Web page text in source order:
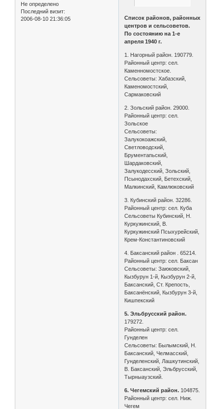
Не определено
Последний визит:
2006-08-10 21:36:05
Список районов, районных
центров и сельсоветов.
По состоянию на 1-е
апреля 1940 г.
1. Нагорный район. 190779.
Районный центр: сел.
Каменномостское.
Сельсоветы: Хабазский,
Каменомостский,
Сармаковский
2. Зольский район. 29000.
Районный центр: сел.
Зольское
Сельсоветы:
Залукокоажский,
Светловодский,
Брументапьский,
Шардаковский,
Залукодесский, Зольский,
Псынодахский, Бетехский,
Малкинский, Камлюковский
3. Кубинский район. 32286.
Районный центр: сел. Куба
Сельсоветы Кубинский, Н.
Куркужинский, В.
Куркужинский Псыхурейский,
Крем-Константиновский
4. Баксанский район . 65214.
Районный центр: сел. Баксан
Сельсоветы: Заюковский,
Кызбурун 1-й, Кызбурун 2-й,
Баксанский, Ст. Крепость,
Баксанёнский, Кызбурун 3-й,
Кишпекский
5. Эльбрусский район.
179272.
Районный центр: сел.
Гунделен
Сельсоветы: Былымский, Н.
Баксанский, Челмасский,
Гунделенский, Лашкутинский,
В. Баксанский, Эльбрусский,
Тырныаузский.
6. Чегемский район.104875.
Районный центр: сел. Ниж.
Чегем